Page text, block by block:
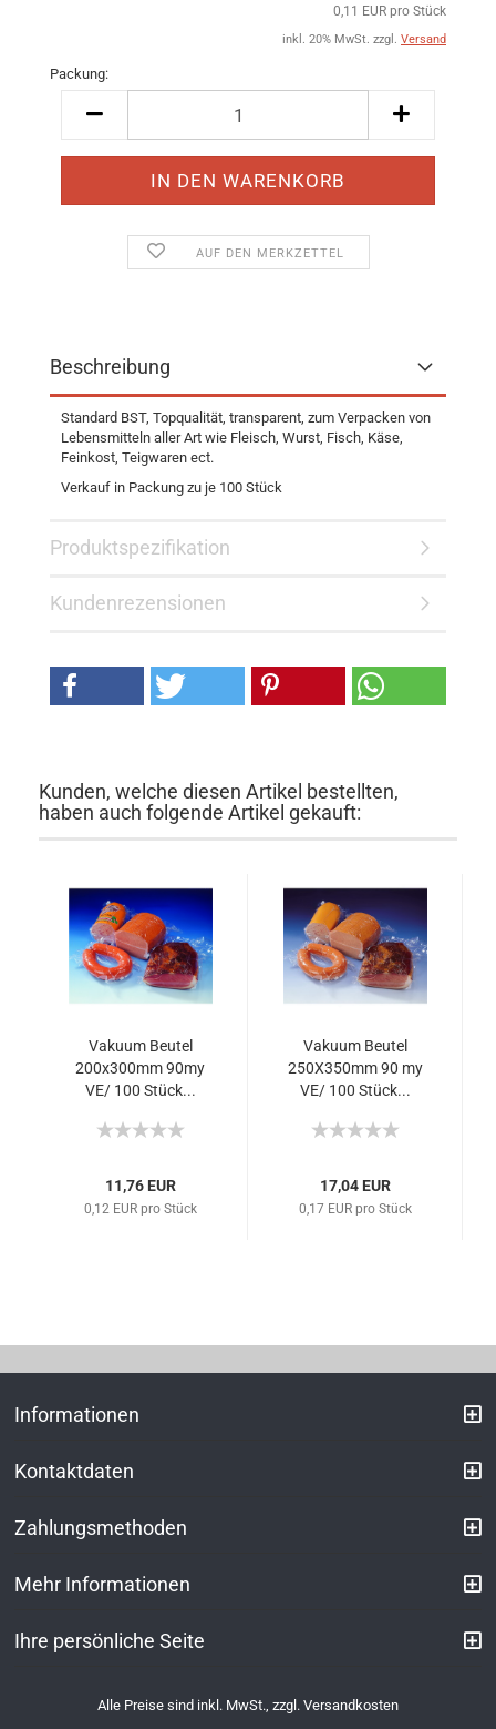
0,11 EUR pro Stück
inkl. 20% MwSt. zzgl. Versand
Packung:
AUF DEN MERKZETTEL
Beschreibung
Standard BST, Topqualität, transparent, zum Verpacken von
Lebensmitteln aller Art wie Fleisch, Wurst, Fisch, Käse,
Feinkost, Teigwaren ect.
Verkauf in Packung zu je 100 Stück
Produktspezifikation
Kundenrezensionen
Kunden, welche diesen Artikel bestellten,
haben auch folgende Artikel gekauft:
Vakuum Beutel
200x300mm 90my
VE/ 100 Stück...
11,76 EUR
0,12 EUR pro Stück
Vakuum Beutel
250X350mm 90 my
VE/ 100 Stück...
17,04 EUR
0,17 EUR pro Stück
Informationen
Kontaktdaten
Zahlungsmethoden
Mehr Informationen
Ihre persönliche Seite
Alle Preise sind inkl. MwSt., zzgl. Versandkosten